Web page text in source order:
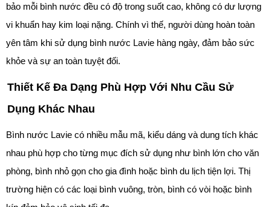
bảo mỗi bình nước đều có độ trong suốt cao, không có dư lượng
vi khuẩn hay kim loại nặng. Chính vì thế, người dùng hoàn toàn
yên tâm khi sử dụng bình nước Lavie hàng ngày, đảm bảo sức
khỏe và sự an toàn tuyệt đối.
Thiết Kế Đa Dạng Phù Hợp Với Nhu Cầu Sử
Dụng Khác Nhau
Bình nước Lavie có nhiều mẫu mã, kiểu dáng và dung tích khác
nhau phù hợp cho từng mục đích sử dụng như bình lớn cho văn
phòng, bình nhỏ gọn cho gia đình hoặc bình du lịch tiện lợi. Thị
trường hiện có các loại bình vuông, tròn, bình có vòi hoặc bình